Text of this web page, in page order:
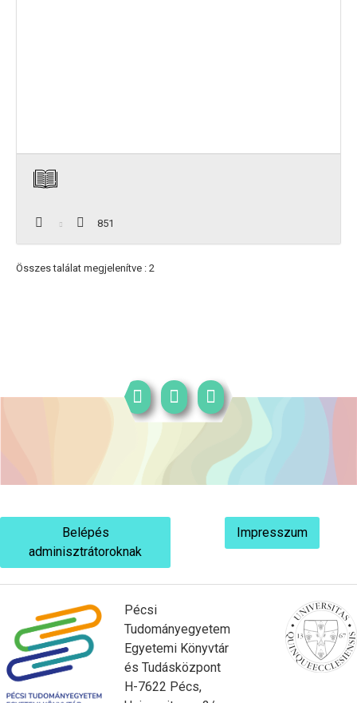
851
Összes találat megjelenítve : 2
Belépés
adminisztrátoroknak
Impresszum
Pécsi
Tudományegyetem
Egyetemi Könyvtár
és Tudásközpont
H-7622 Pécs,